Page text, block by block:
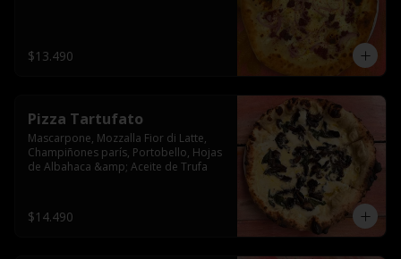
$13.490
Pizza Tartufato
Mascarpone, Mozzalla Fior di Latte,
Champiñones parís, Portobello, Hojas
de Albahaca &amp; Aceite de Trufa
$14.490